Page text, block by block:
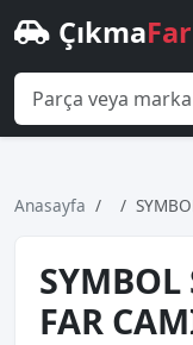
ÇıkmaFar
Anasayfa
SYMBOL
FAR